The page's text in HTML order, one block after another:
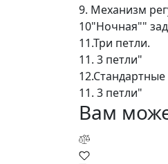
9. Механизм
10"Ночная""
11.Три петли.
11. 3 петли"
11. 3 петли"
Вам